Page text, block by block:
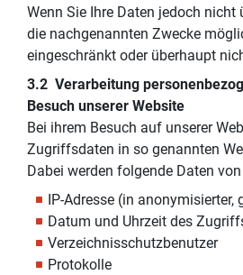
Wenn Sie Ihre Daten jedoch nicht
die nachgenannten Zwecke
eingeschränkt oder überhaupt
3.2 Verarbeitung
Besuch unserer Website
Bei ihrem Besuch auf unserer
Zugriffsdaten in so genannten
Dabei werden folgende Daten
IP-Adresse (in anonymisierter,
Datum und Uhrzeit des
Verzeichnisschutzbenutzer
Protokolle